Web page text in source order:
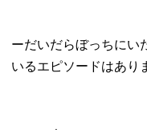
ーだいだらぼっちにい
いるエピソードはあり